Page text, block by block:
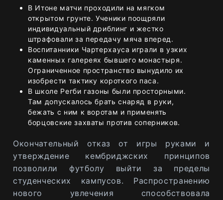
В Итоне матчи проходили на мягком
открытом грунте. Ученики поощряли
индивидуальный дриблинг и жестко
штрафовали за передачу мяча вперед.
Воспитанники Чартерхауса играли в узких
каменных галереях бывшего монастыря.
Ограниченное пространство вынудило их
изобрести тактику короткого паса.
В школе Регби газоны были просторными.
Там допускалось брать снаряд в руки,
бежать с ним к воротам и применять
борцовские захваты против соперников.
Окончательный отказ от игры руками и
утверждение кембриджских принципов
позволили футболу выйти за пределы
студенческих кампусов. Распространению
нового увлечения способствовала